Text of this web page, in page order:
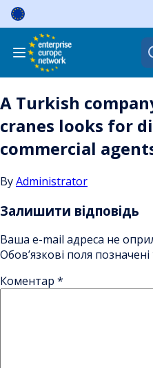
Skip
content
A Turkish
cranes looks for
commercial
ByAdministrator
Залишити відповідь
Ваша e-mail адреса не
Обов’язкові поля позначені
Коментар *